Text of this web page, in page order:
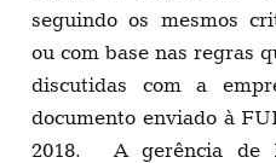
seguindo os mesmos
ou com base nas regras
discutidas com a
documento enviado à
2018. A gerência de